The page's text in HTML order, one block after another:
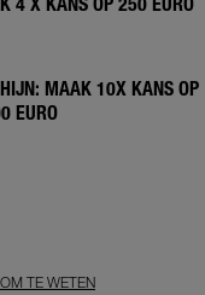
MAAK 10X KANS OP
EURO
TE WETEN